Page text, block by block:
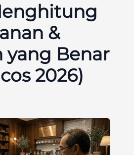
&
yang Benar
2026)